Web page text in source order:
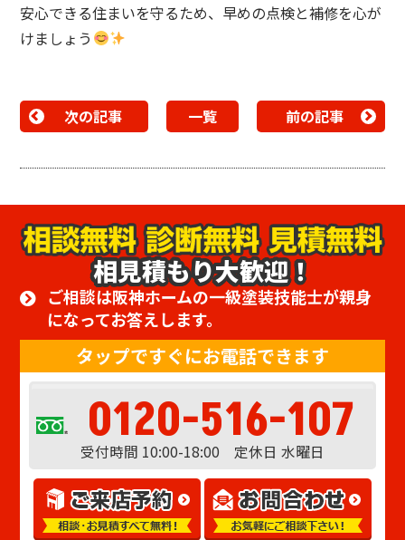
安心できる住まいを守るため、早めの点検と補修を心が
けましょう
次の記事 一覧 前の記事
相見積もり大歓迎！
ご相談は阪神ホームの一級塗装技能士が親身
になってお答えします。
タップですぐにお電話できます
0120-516-107
受付時間 10:00-18:00 定休日 水曜日